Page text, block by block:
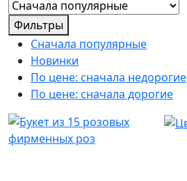
Фильтры
Сначала популярные
Новинки
По цене: сначала недорогие
По цене: сначала дорогие